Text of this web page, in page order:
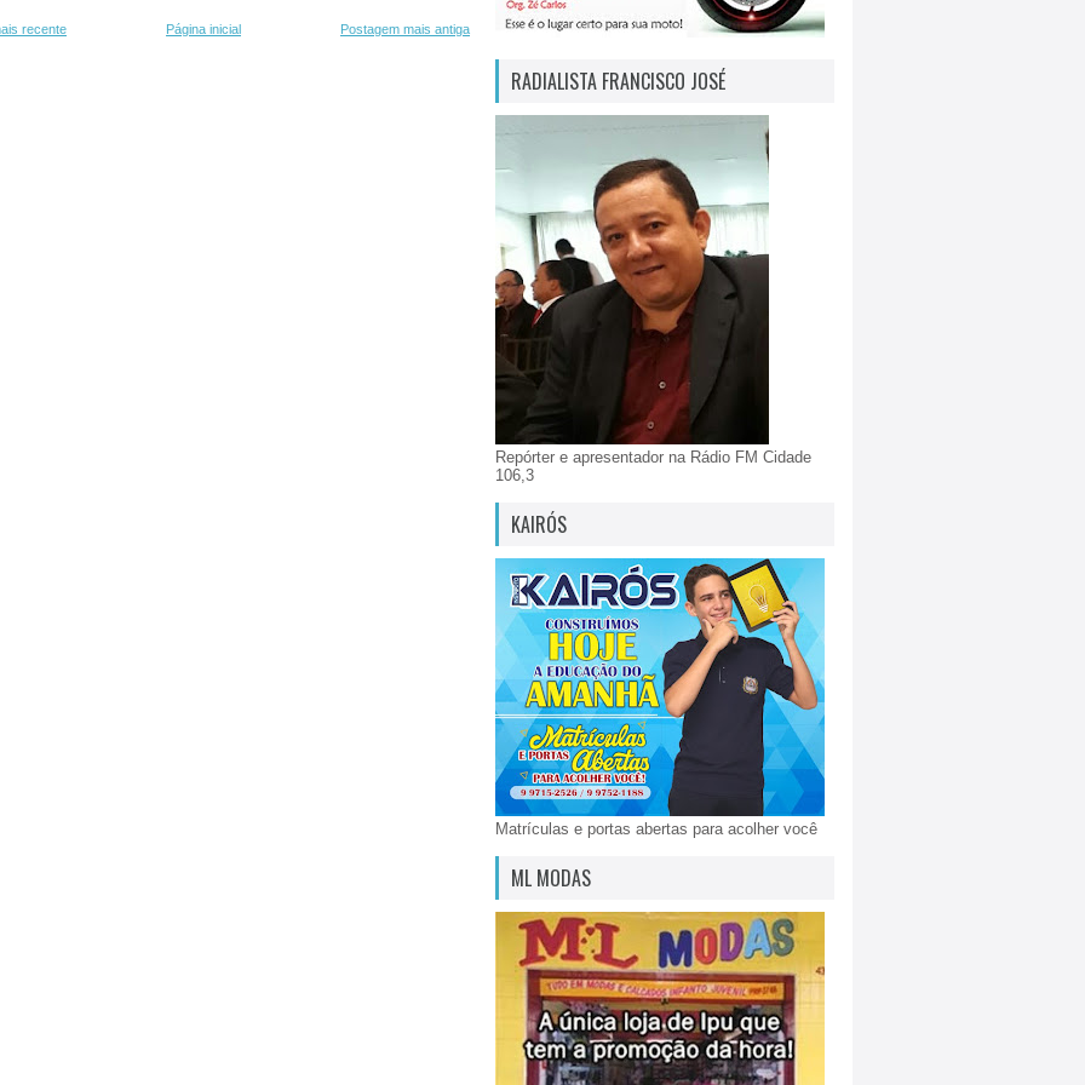
recente Postagem mais antiga
Página inicial
RADIALISTA FRANCISCO JOSÉ
Repórter e apresentador na Rádio FM Cidade
106,3
KAIRÓS
Matrículas e portas abertas para acolher você
ML MODAS